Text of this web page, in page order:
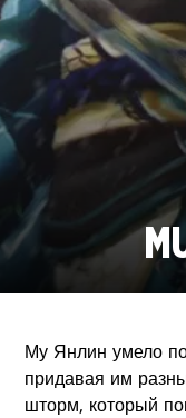
Му Янлин умело
придавая им
шторм, который